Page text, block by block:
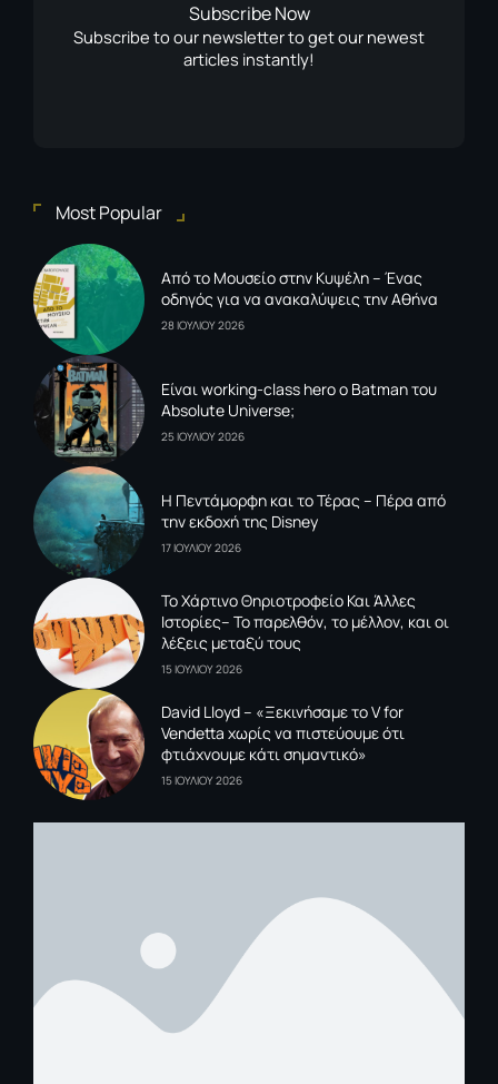
Subscribe Now
Subscribe to our newsletter to get our newest
articles instantly!
Most Popular
Από το Μουσείο στην Κυψέλη – Ένας
οδηγός για να ανακαλύψεις την Αθήνα
28 ΙΟΥΛΙΟΥ 2026
Είναι working-class hero ο Batman του
Absolute Universe;
25 ΙΟΥΛΙΟΥ 2026
Η Πεντάμορφη και το Τέρας – Πέρα από
την εκδοχή της Disney
17 ΙΟΥΛΙΟΥ 2026
To Xάρτινο Θηριοτροφείο Και Άλλες
Ιστορίες– Το παρελθόν, το μέλλον, και οι
λέξεις μεταξύ τους
15 ΙΟΥΛΙΟΥ 2026
David Lloyd – «Ξεκινήσαμε το V for
Vendetta χωρίς να πιστεύουμε ότι
φτιάχνουμε κάτι σημαντικό»
15 ΙΟΥΛΙΟΥ 2026